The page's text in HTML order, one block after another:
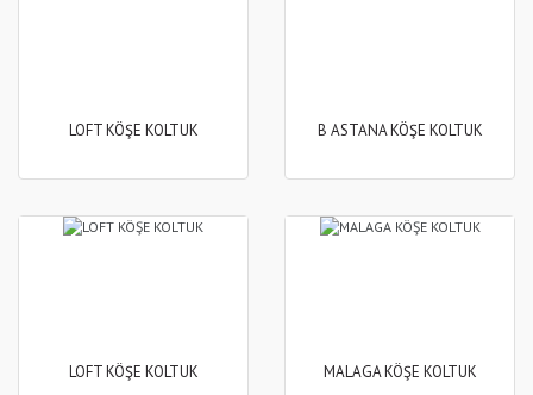
LOFT KÖŞE KOLTUK B ASTANA KÖŞE KOLTUK
LOFT KÖŞE KOLTUK MALAGA KÖŞE KOLTUK